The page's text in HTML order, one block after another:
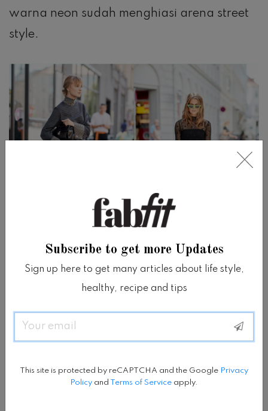
warna neon sudah menghiasi arena street
style.
Dior Saddle Bags
Menampilkan Saddle Bag Dior yang ikonik,
baik versi baru dan vintage untuk dibawa
oleh semua orang di semua pekan mode.
Subscribe to get more Updates
Sign up here to get many articles about life style,
healthy, recipe and tips
Email
This site is protected by reCAPTCHA and the Google Privacy
Policy and Terms of Service apply.